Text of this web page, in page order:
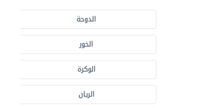
الدوحة
الخور
الوكرة
الريان